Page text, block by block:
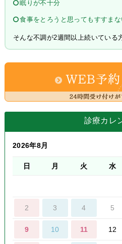
眠りが不十分
食事をとろうと思ってもすすまな
そんな不調が2週間以上続いている
診療カレ
2026年8月
日 月 火 水
2 3 4 5
9 10 11 12